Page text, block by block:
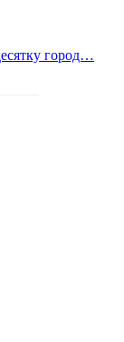
город…